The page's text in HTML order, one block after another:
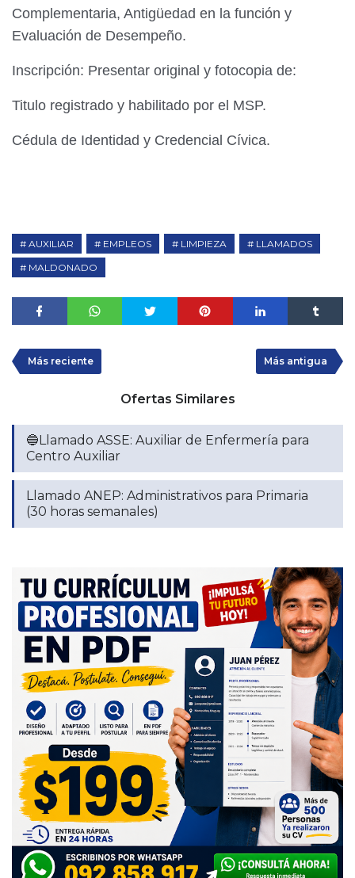
Complementaria, Antigüedad en la función y
Evaluación de Desempeño.
Inscripción: Presentar original y fotocopia de:
Titulo registrado y habilitado por el MSP.
Cédula de Identidad y Credencial Cívica.
AUXILIAR EMPLEOS LIMPIEZA
LLAMADOS
MALDONADO
Más reciente Más antigua
Ofertas Similares
🔵Llamado ASSE: Auxiliar de Enfermería para
Centro Auxiliar
Llamado ANEP: Administrativos para Primaria
(30 horas semanales)